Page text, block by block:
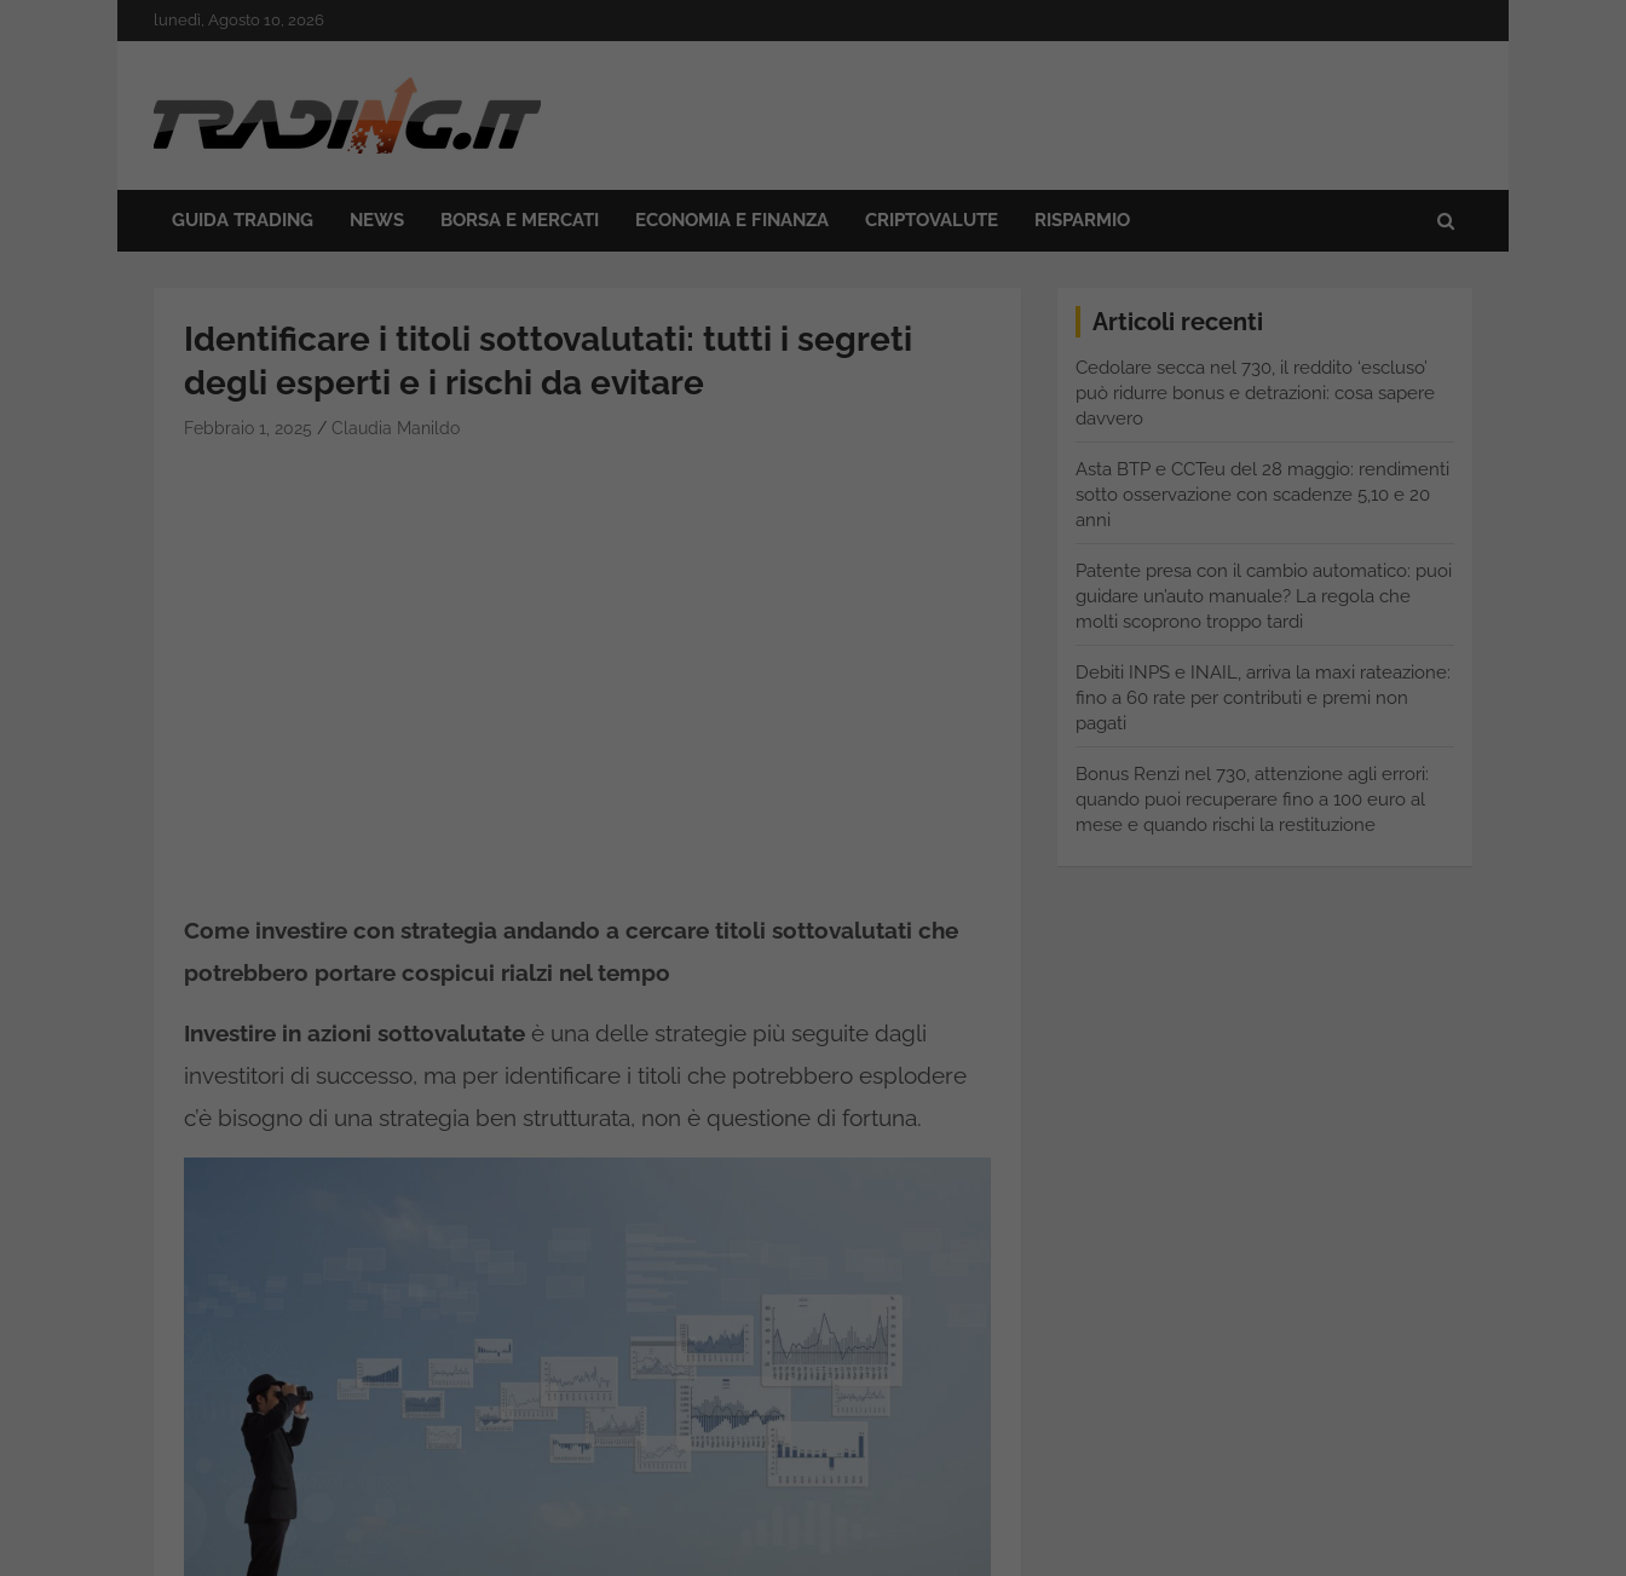
to
lunedì, Agosto 10, 2026
Trading.it
GUIDA TRADING NEWS BORSA E MERCATI ECONOMIA E FINANZA CRIPTOVALUTE RISPARMIO
Identificare i titoli sottovalutati: tutti i segreti
degli esperti e i rischi da evitare
Febbraio 1, 2025 Claudia Manildo
Come investire con strategia andando a cercare titoli sottovalutati che
potrebbero portare cospicui rialzi nel tempo
Investire in azioni sottovalutate è una delle strategie più seguite dagli
investitori di successo, ma per identificare i titoli che potrebbero esplodere
c’è bisogno di una strategia ben strutturata, non è questione di fortuna.
Articoli recenti
Cedolare secca nel 730, il reddito ‘escluso’
può ridurre bonus e detrazioni: cosa sapere
davvero
Asta BTP e CCTeu del 28 maggio: rendimenti
sotto osservazione con scadenze 5,10 e 20
anni
Patente presa con il cambio automatico: puoi
guidare un’auto manuale? La regola che
molti scoprono troppo tardi
Debiti INPS e INAIL, arriva la maxi rateazione:
fino a 60 rate per contributi e premi non
pagati
Bonus Renzi nel 730, attenzione agli errori:
quando puoi recuperare fino a 100 euro al
mese e quando rischi la restituzione